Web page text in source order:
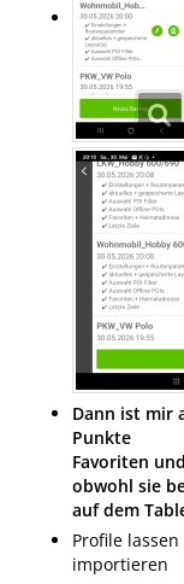
Dann ist mir
Punkte
Favoriten
obwohl sie
auf dem
Profile
importieren